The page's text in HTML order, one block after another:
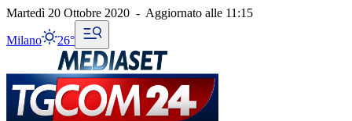
Martedì 20 Ottobre 2020 - Aggiornato alle 11:15
Milano 26°